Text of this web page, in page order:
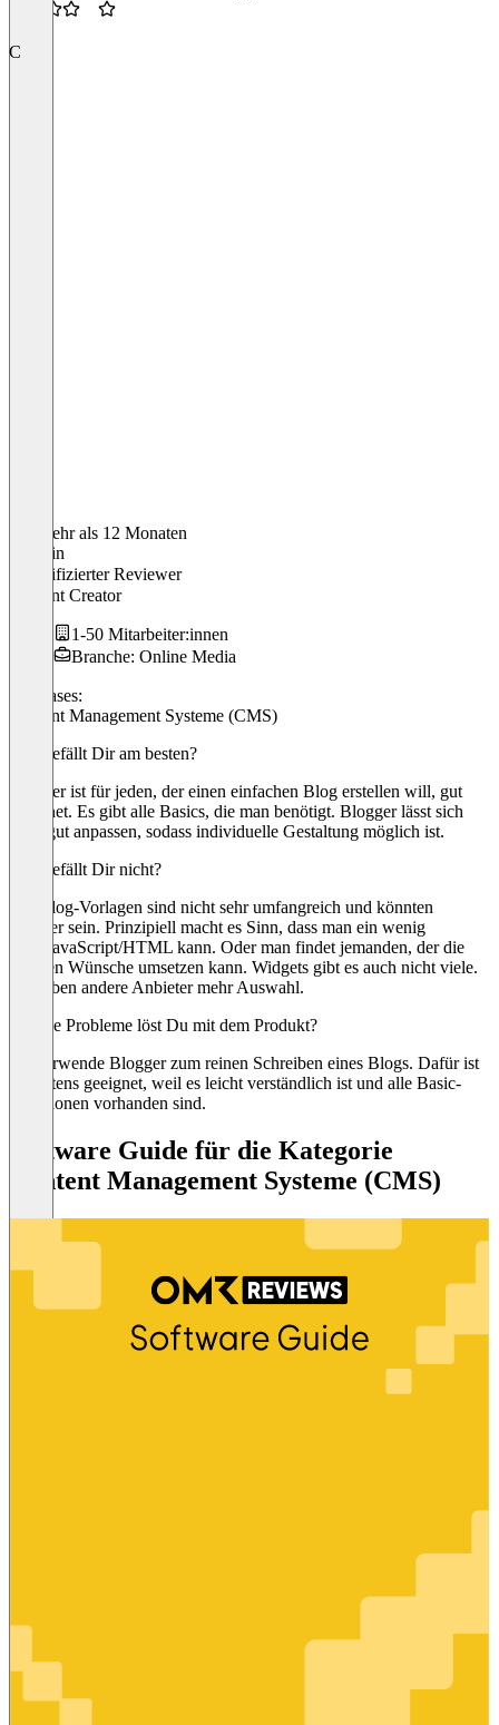
C
Vor mehr als 12 Monaten
Christin
Verifizierter Reviewer
Content Creator
1-50 Mitarbeiter:innen
Branche: Online Media
Use cases:
Content Management Systeme (CMS)
Was gefällt Dir am besten?
Blogger ist für jeden, der einen einfachen Blog erstellen will, gut
geeignet. Es gibt alle Basics, die man benötigt. Blogger lässt sich
auch gut anpassen, sodass individuelle Gestaltung möglich ist.
Was gefällt Dir nicht?
Die Blog-Vorlagen sind nicht sehr umfangreich und könnten
schöner sein. Prinzipiell macht es Sinn, dass man ein wenig
CSS/JavaScript/HTML kann. Oder man findet jemanden, der die
eigenen Wünsche umsetzen kann. Widgets gibt es auch nicht viele.
Da haben andere Anbieter mehr Auswahl.
Welche Probleme löst Du mit dem Produkt?
Ich verwende Blogger zum reinen Schreiben eines Blogs. Dafür ist
es bestens geeignet, weil es leicht verständlich ist und alle Basic-
Funktionen vorhanden sind.
Software Guide für die Kategorie
Content Management Systeme (CMS)